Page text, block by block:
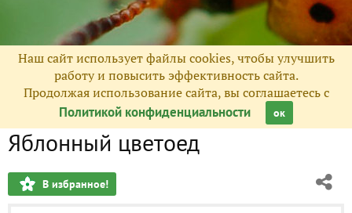
Наш сайт использует файлы cookies, чтобы улучшить
работу и повысить эффективность сайта.
Продолжая использование сайта, вы соглашаетесь с
Политикой конфиденциальности
ок
Яблонный цветоед
В избранное!